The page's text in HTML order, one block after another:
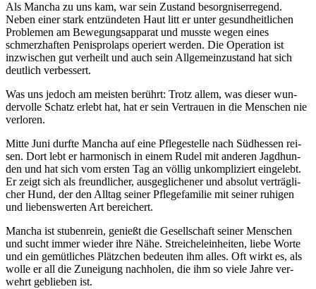
Als Man­cha zu uns kam, war sein Zustand besorg­nis­er­re­gend.
Neben einer stark ent­zün­de­ten Haut litt er unter gesund­heit­li­chen
Pro­ble­men am Bewe­gungs­ap­pa­rat und muss­te wegen eines
schmerz­haf­ten Penis­pro­laps ope­riert wer­den. Die Ope­ra­ti­on ist
inzwi­schen gut ver­heilt und auch sein All­ge­mein­zu­stand hat sich
deut­lich ver­bes­sert.
Was uns jedoch am meis­ten berührt: Trotz allem, was die­ser wun­
der­vol­le Schatz erlebt hat, hat er sein Ver­trau­en in die Men­schen nie
ver­lo­ren.
Mit­te Juni durf­te Man­cha auf eine Pfle­ge­stel­le nach Süd­hes­sen rei­
sen. Dort lebt er har­mo­nisch in einem Rudel mit ande­ren Jagd­hun­
den und hat sich vom ers­ten Tag an völ­lig unkom­pli­ziert ein­ge­lebt.
Er zeigt sich als freund­li­cher, aus­ge­gli­che­ner und abso­lut ver­träg­li­
cher Hund, der den All­tag sei­ner Pfle­ge­fa­mi­lie mit sei­ner ruhi­gen
und lie­bens­wer­ten Art berei­chert.
Man­cha ist stu­ben­rein, genießt die Gesell­schaft sei­ner Men­schen
und sucht immer wie­der ihre Nähe. Strei­chel­ein­hei­ten, lie­be Wor­te
und ein gemüt­li­ches Plätz­chen bedeu­ten ihm alles. Oft wirkt es, als
wol­le er all die Zunei­gung nach­ho­len, die ihm so vie­le Jah­re ver­
wehrt geblie­ben ist.